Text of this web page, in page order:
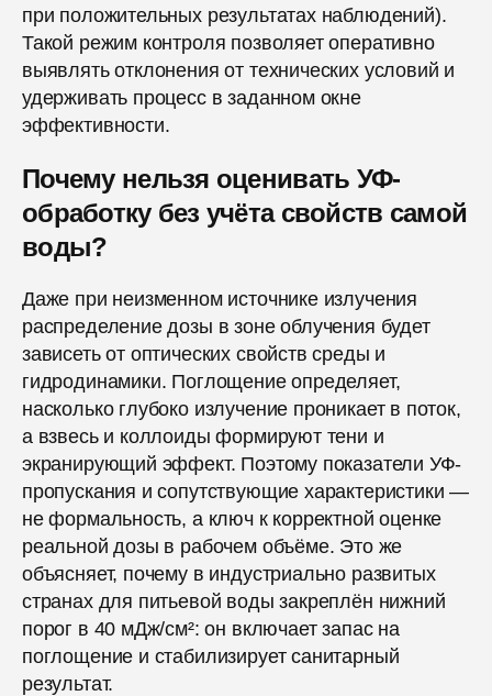
при положительных результатах наблюдений).
Такой режим контроля позволяет оперативно
выявлять отклонения от технических условий и
удерживать процесс в заданном окне
эффективности.
Почему нельзя оценивать УФ-
обработку без учёта свойств самой
воды?
Даже при неизменном источнике излучения
распределение дозы в зоне облучения будет
зависеть от оптических свойств среды и
гидродинамики. Поглощение определяет,
насколько глубоко излучение проникает в поток,
а взвесь и коллоиды формируют тени и
экранирующий эффект. Поэтому показатели УФ-
пропускания и сопутствующие характеристики —
не формальность, а ключ к корректной оценке
реальной дозы в рабочем объёме. Это же
объясняет, почему в индустриально развитых
странах для питьевой воды закреплён нижний
порог в 40 мДж/см²: он включает запас на
поглощение и стабилизирует санитарный
результат.